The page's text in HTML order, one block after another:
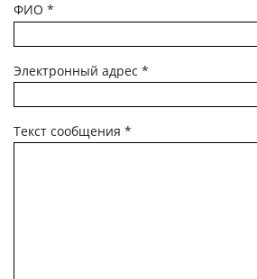
ФИО *
Электронный адрес *
Текст сообщения *